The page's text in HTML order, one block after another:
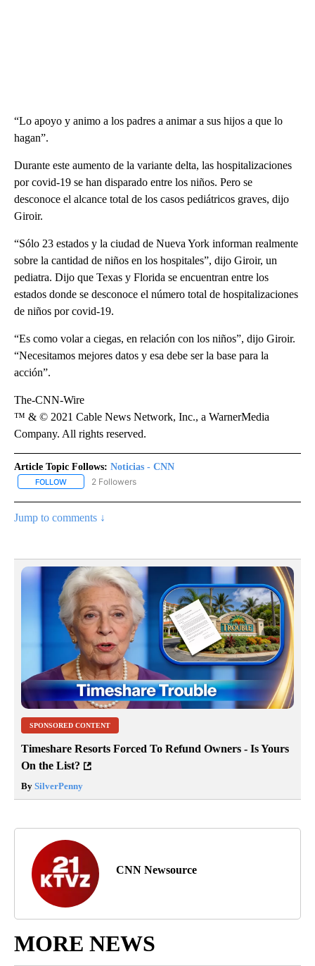
“Lo apoyo y animo a los padres a animar a sus hijos a que lo
hagan”.
Durante este aumento de la variante delta, las hospitalizaciones
por covid-19 se han disparado entre los niños. Pero se
desconoce el alcance total de los casos pediátricos graves, dijo
Giroir.
“Sólo 23 estados y la ciudad de Nueva York informan realmente
sobre la cantidad de niños en los hospitales”, dijo Giroir, un
pediatra. Dijo que Texas y Florida se encuentran entre los
estados donde se desconoce el número total de hospitalizaciones
de niños por covid-19.
“Es como volar a ciegas, en relación con los niños”, dijo Giroir.
“Necesitamos mejores datos y esa debe ser la base para la
acción”.
The-CNN-Wire
™ & © 2021 Cable News Network, Inc., a WarnerMedia
Company. All rights reserved.
Article Topic Follows: Noticias - CNN
FOLLOW FOLLOW "NOTICIAS - CNN" TO RECEIVE NOTIFICATIONS ABOUT
2 Followers
Jump to comments ↓
SPONSORED CONTENT
Timeshare Resorts Forced To Refund Owners - Is Yours
On the List?
By SilverPenny
CNN Newsource
MORE NEWS